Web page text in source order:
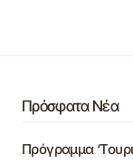
Πρόσφατα Νέα
Πρόγραμμα